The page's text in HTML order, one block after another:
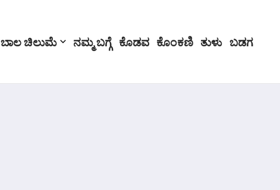
ಬಾಲ ಚಿಲುಮೆ ನಮ್ಮ ಬಗ್ಗೆ ಕೊಡವ ಕೊಂಕಣಿ ತುಳು ಬಡಗ